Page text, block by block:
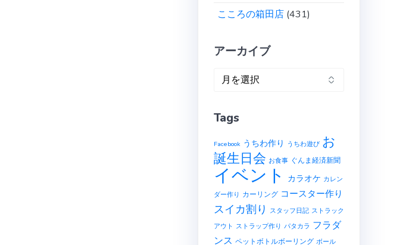
こころの箱田店 (431)
アーカイブ
イ
Tags
Facebook うちわ作り うちわ遊び お
誕生日会 お食事 ぐんま経済新聞
イベント カラオケ カレン
ダー作り カーリング コースター作り
スイカ割り スタッフ日記 ストラック
アウト ストラップ作り パタカラ フラダ
ンス ペットボトルボーリング ボール